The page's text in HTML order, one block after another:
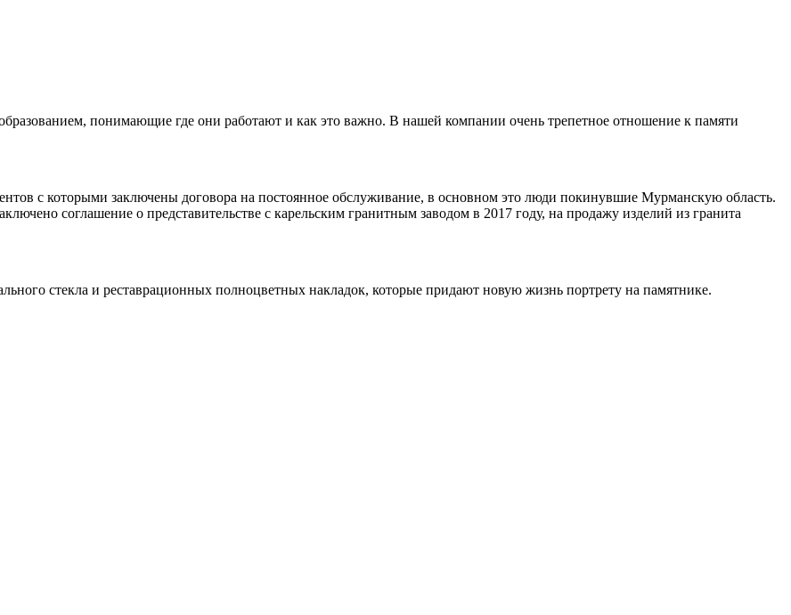
понимающие где они работают и как это важно. В нашей компании очень трепетное отношение к памяти
с которыми заключены договора на постоянное обслуживание, в основном это люди покинувшие Мурманскую область.
соглашение о представительстве с карельским гранитным заводом в 2017 году, на продажу изделий из гранита
стекла и реставрационных полноцветных накладок, которые придают новую жизнь портрету на памятнике.